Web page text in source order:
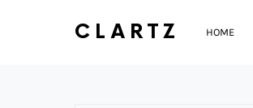
CLARTZ HOME